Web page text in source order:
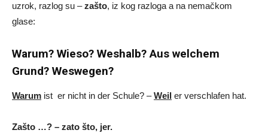
uzrok, razlog su –zašto, iz kog razloga a na nemačkom
glase:
Warum? Wieso? Weshalb? Aus welchem
Grund? Weswegen?
Warum ist er nicht in der Schule? –Weil er verschlafen hat.
Zašto …? – zato što, jer.